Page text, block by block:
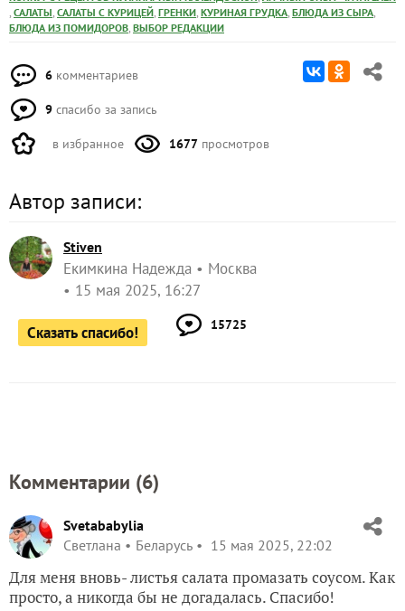
, САЛАТЫ, САЛАТЫ С КУРИЦЕЙ, ГРЕНКИ, КУРИНАЯ ГРУДКА, БЛЮДА ИЗ СЫРА,
БЛЮДА ИЗ ПОМИДОРОВ, ВЫБОР РЕДАКЦИИ
6 комментариев
9 спасибо за запись
в избранное 1677 просмотров
Автор записи:
Stiven
Екимкина Надежда
Москва
15 мая 2025, 16:27
Сказать спасибо! 15725
Комментарии (6)
Svetababylia
Светлана
Беларусь 15 мая 2025, 22:02
Для меня вновь- листья салата промазать соусом. Как
просто, а никогда бы не догадалась. Спасибо!